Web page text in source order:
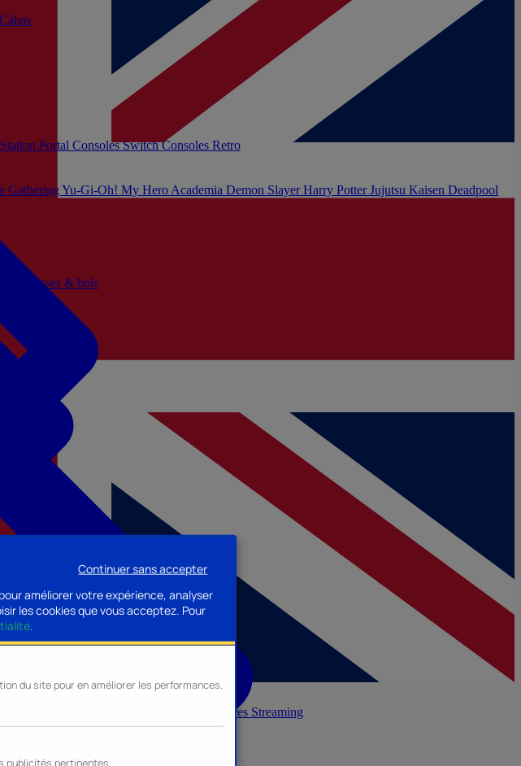
améliorer votre expérience, analyser
les cookies que vous acceptez. Pour
.
du site pour en améliorer les performances.
publicités pertinentes.
Continuer sans accepter
Mugs, tasses & bols
Portal Consoles SwitchConsoles Retro
Accessoires Streaming
Gathering Yu-Gi-Oh! My Hero Academia Demon SlayerHarry PotterJujutsu Kaisen Deadpool